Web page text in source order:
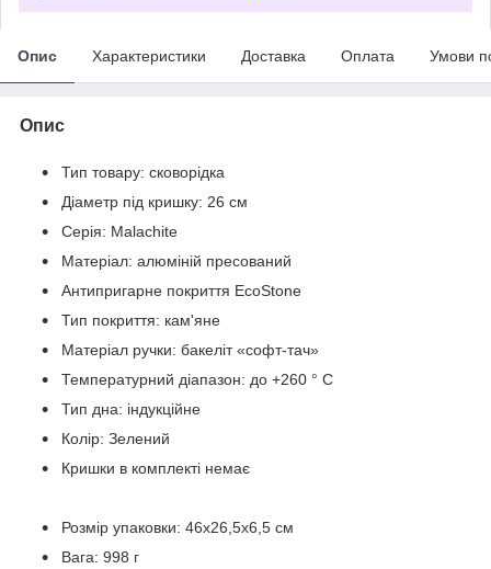
Опис Характеристики Доставка Оплата Умови
Опис
Тип товару: сковорідка
Діаметр під кришку: 26 см
Серія: Malachite
Матеріал: алюміній пресований
Антипригарне покриття EcoStone
Тип покриття: кам'яне
Матеріал ручки: бакеліт «софт-тач»
Температурний діапазон: до +260 ° C
Тип дна: індукційне
Колір: Зелений
Кришки в комплекті немає
Розмір упаковки: 46x26,5x6 ,5 см
Вага: 998 г